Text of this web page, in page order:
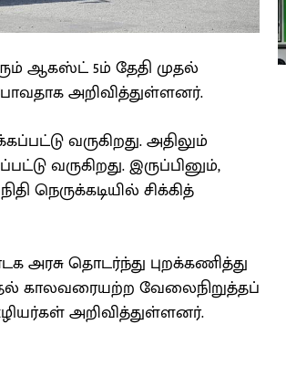
ஆகஸ்ட் 5ம் தேதி முதல்
அறிவித்துள்ளனர்.
வருகிறது. அதிலும்
வருகிறது. இருப்பினும்,
நெருக்கடியில் சிக்கித்
தொடர்ந்து புறக்கணித்து
காலவரையற்ற வேலைநிறுத்தப்
அறிவித்துள்ளனர்.